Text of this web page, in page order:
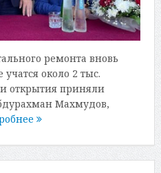
ремонта вновь
около 2 тыс.
открытия приняли
Махмудов,